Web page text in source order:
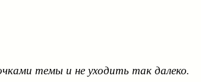
темы и не уходить так далеко.